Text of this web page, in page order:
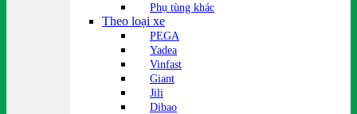
Phụ tùng khác
Theo loại xe
PEGA
Yadea
Vinfast
Giant
Jili
Dibao